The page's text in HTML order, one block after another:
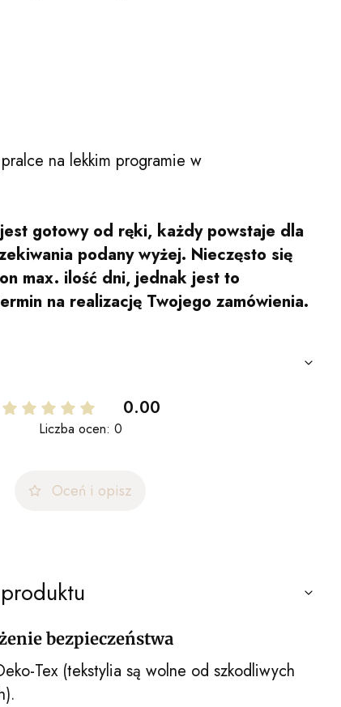
na lekkim programie w
gotowy od ręki, każdy powstaje dla
podany wyżej. Nieczęsto się
max. ilość dni, jednak jest to
na realizację Twojego zamówienia.
0.00
Liczba ocen: 0
Oceń i opisz
bezpieczeństwa
Tex (tekstylia są wolne od szkodliwych